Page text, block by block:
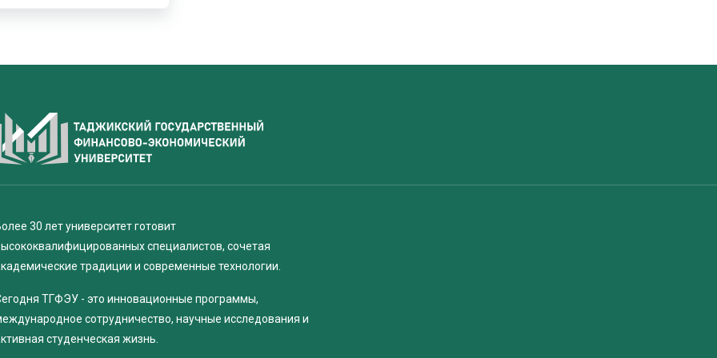
30 лет университет готовит
специалистов, сочетая
традиции и современные технологии.
ТГФЭУ - это инновационные программы,
сотрудничество, научные исследования и
студенческая жизнь.